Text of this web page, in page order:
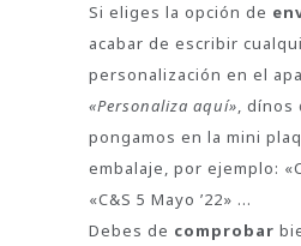
Si eliges la opción de
acabar de escribir
personalización en el
«Personaliza aquí», dínos
pongamos en la mini
embalaje, por ejemplo:
«C&S 5 Mayo ’22» …
Debes de comprobar